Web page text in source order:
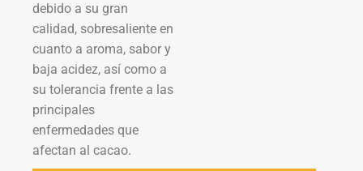
debido a su gran
calidad, sobresaliente en
cuanto a aroma, sabor y
baja acidez, así como a
su tolerancia frente a las
principales
enfermedades que
afectan al cacao.